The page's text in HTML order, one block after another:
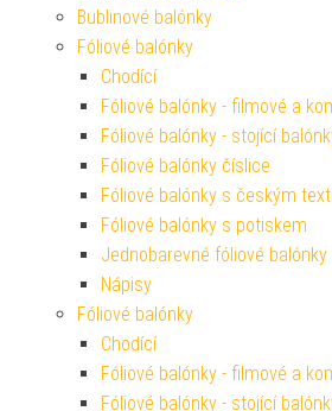
Bublinové balónky
Fóliové balónky
Chodící
Fóliové balónky - filmové a
Fóliové balónky - stojící
Fóliové balónky číslice
Fóliové balónky s českým
Fóliové balónky s potiskem
Jednobarevné fóliové balónky
Nápisy
Fóliové balónky
Chodící
Fóliové balónky - filmové a
Fóliové balónky - stojící